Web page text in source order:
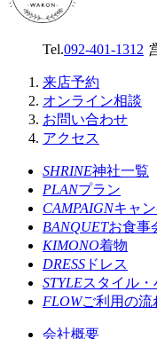
Tel.092-401-1312
来店予約
オンライン相談
お問い合わせ
アクセス
SHRINE神社一覧
PLANプラン
CAMPAIGNキャ
BANQUETお食事
KIMONO着物
DRESS ドレス
STYLEスタイル・
FLOWご利用の流
会社概要